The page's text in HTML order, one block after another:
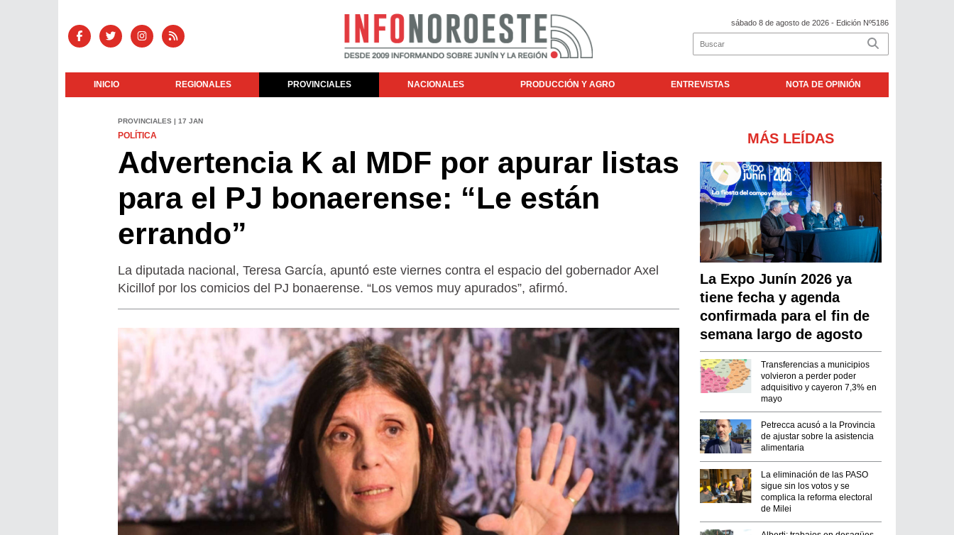
sábado 8 de agosto de 2026 - Edición Nº5186
INICIO REGIONALES PROVINCIALES NACIONALES PRODUCCIÓN Y AGRO ENTREVISTAS NOTA DE OPINIÓN
PROVINCIALES | 17 JAN
POLÍTICA
Advertencia K al MDF por apurar listas
para el PJ bonaerense: “Le están
errando”
La diputada nacional, Teresa García, apuntó este viernes contra el espacio del gobernador Axel
Kicillof por los comicios del PJ bonaerense. “Los vemos muy apurados”, afirmó.
MÁS LEÍDAS
La Expo Junín 2026 ya
tiene fecha y agenda
confirmada para el fin de
semana largo de agosto
Transferencias a municipios
volvieron a perder poder
adquisitivo y cayeron 7,3% en
mayo
Petrecca acusó a la Provincia
de ajustar sobre la asistencia
alimentaria
La eliminación de las PASO
sigue sin los votos y se
complica la reforma electoral
de Milei